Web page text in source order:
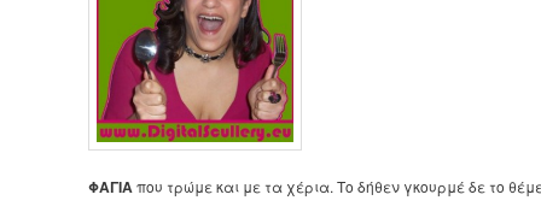
ΦΑΓΙΑπου τρώμε και με τα χέρια. Το δήθεν γκουρμέ δε το